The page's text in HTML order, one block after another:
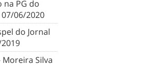
na PG do
06/2020
do Jornal
Moreira Silva